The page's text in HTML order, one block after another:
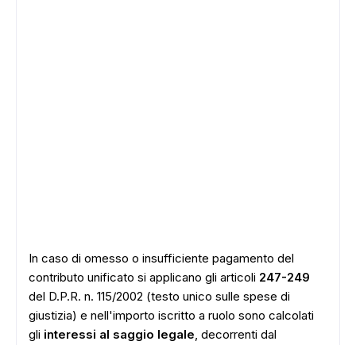
In caso di omesso o insufficiente pagamento del
contributo unificato si applicano gli articoli 247-249
del D.P.R. n. 115/2002 (testo unico sulle spese di
giustizia) e nell'importo iscritto a ruolo sono calcolati
gli interessi al saggio legale, decorrenti dal